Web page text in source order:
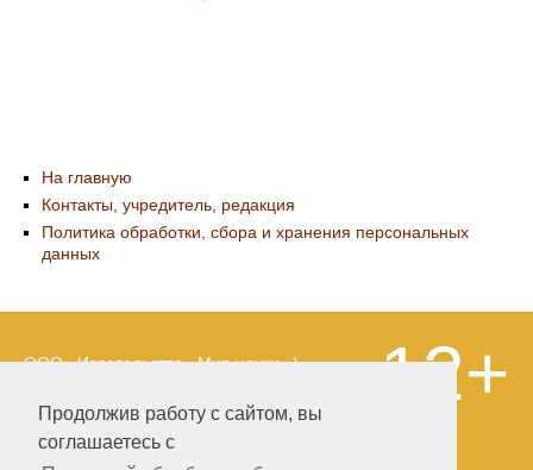
Продолжив работу с сайтом, вы
соглашаетесь с
На главную
Контакты, учредитель, редакция
Политика обработки, сбора и хранения персональных
данных
ООО «Издательство «Мир науки» \
LLC Материалы, размещенные на сайте,
охраняются Законом о защите авторских
прав. Публикация любых материалов
12+